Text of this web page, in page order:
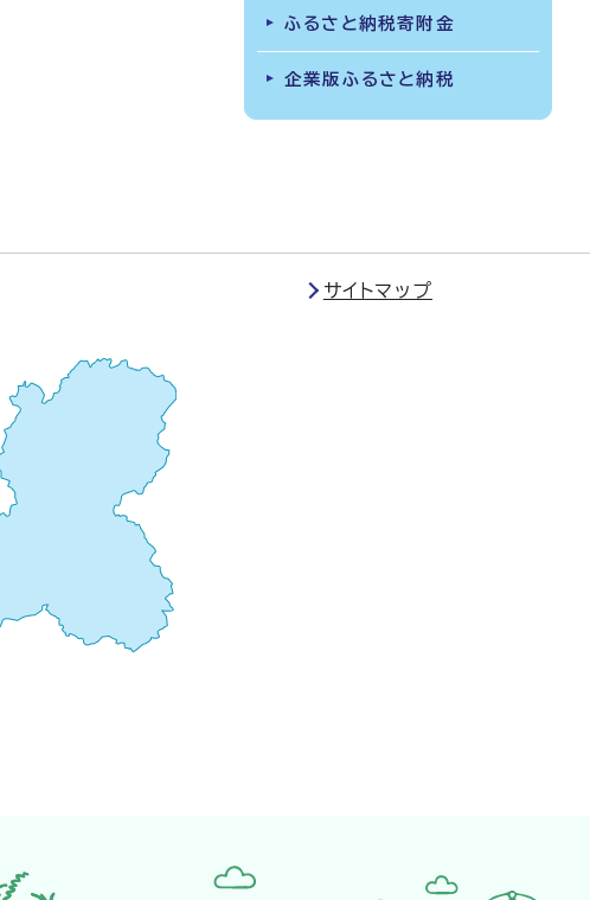
ふるさと納税寄附金
企業版ふるさと納税
サイトマップ